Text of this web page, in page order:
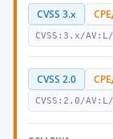
CVSS 3.x
CVSS:3.x/
CVSS 2.0
CVSS:2.0/